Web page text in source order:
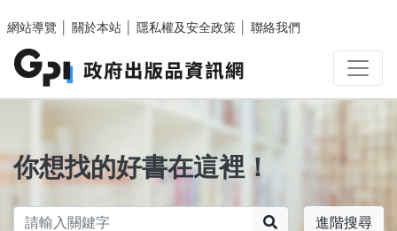
網站導覽
關於本站 隱私權及安全政策 聯絡我們
你想找的好書在這裡！
進階搜尋